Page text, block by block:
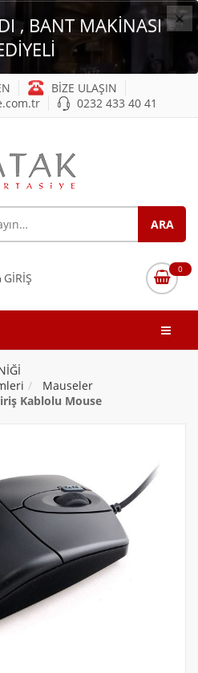
×
, BANT MAKİNASI
BİZE ULAŞIN
0232 433 40 41
GIRIŞ
0
Mauseler
Kablolu Mouse